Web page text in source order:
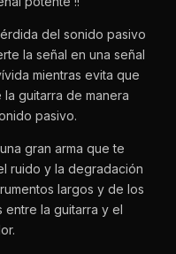
del sonido pasivo
la señal en una señal
mientras evita que
guitarra de manera
pasivo.
gran arma que te
ruido y la degradación
largos y de los
la guitarra y el